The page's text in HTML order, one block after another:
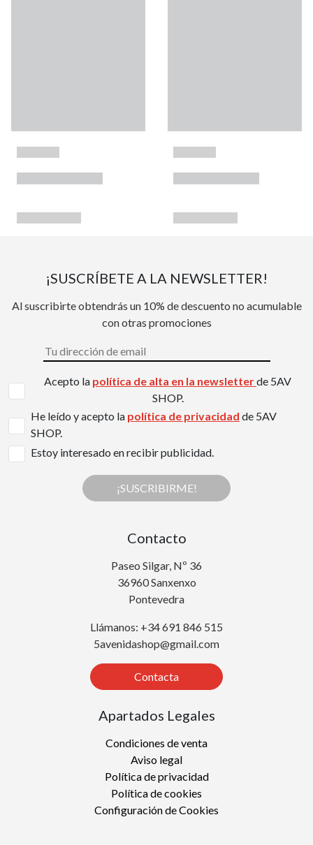
¡SUSCRÍBETE A LA NEWSLETTER!
Al suscribirte obtendrás un 10% de descuento no acumulable
con otras promociones
Acepto la política de alta en la newsletterde 5AV
SHOP.
He leído y acepto la política de privacidad de 5AV
SHOP.
Estoy interesado en recibir publicidad.
¡SUSCRIBIRME!
Contacto
Paseo Silgar, Nº 36
36960 Sanxenxo
Pontevedra
Llámanos: +34 691 846 515
5avenidashop@gmail.com
Contacta
Apartados Legales
Condiciones de venta
Aviso legal
Política de privacidad
Política de cookies
Configuración de Cookies